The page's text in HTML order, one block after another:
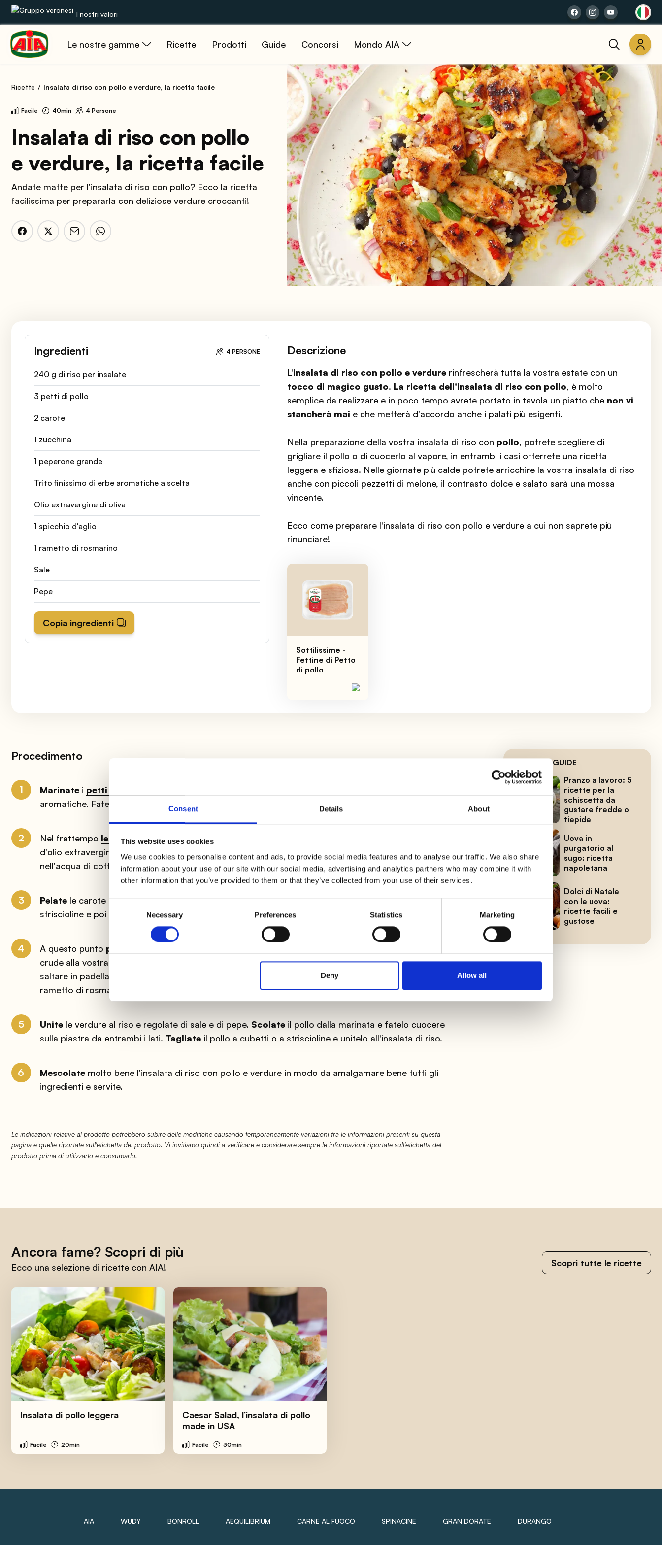
Consent Details About
This website uses cookies
We use cookies to personalise content and ads, to provide social media features and to analyse our traffic. We also share
information about your use of our site with our social media, advertising and analytics partners who may combine it with
other information that you’ve provided to them or that they’ve collected from your use of their services.
Consent
Necessary Preferences Statistics Marketing
Deny Allow all
I nostri valori
Le nostre gamme Ricette Prodotti Guide Concorsi Mondo AIA
Le nostre gamme
Guide
Mondo AIA
Ricette Insalata di riso con pollo e verdure, la ricetta facile
Facile 40min 4 Persone
Insalata di riso con pollo
e verdure, la ricetta facile
Andate matte per l'insalata di riso con pollo? Ecco la ricetta
facilissima per prepararla con deliziose verdure croccanti!
Ingredienti 4 PERSONE
240 g di riso per insalate
3 petti di pollo
2 carote
1 zucchina
1 peperone grande
Trito finissimo di erbe aromatiche a scelta
Olio extravergine di oliva
1 spicchio d'aglio
1 rametto di rosmarino
Sale
Pepe
Copia ingredienti
Descrizione
L'insalata di riso con pollo e verdure rinfrescherà tutta la vostra estate con un
tocco di magico gusto. La ricetta dell'insalata di riso con pollo, è molto
semplice da realizzare e in poco tempo avrete portato in tavola un piatto che non vi
stancherà mai e che metterà d'accordo anche i palati più esigenti.
Nella preparazione della vostra insalata di riso con pollo, potrete scegliere di
grigliare il pollo o di cuocerlo al vapore, in entrambi i casi otterrete una ricetta
leggera e sfiziosa. Nelle giornate più calde potrete arricchire la vostra insalata di riso
anche con piccoli pezzetti di melone, il contrasto dolce e salato sarà una mossa
vincente.
Ecco come preparare l'insalata di riso con pollo e verdure a cui non saprete più
rinunciare!
Sottilissime -
Fettine di Petto
di pollo
Procedimento
1 Marinate i petti di pollo
aromatiche. Fate marinare la carne per almeno 1 ora in frigorifero.
2 Nel frattempo lessate il risoin abbondante acqua salata, scolatelo al dente, conditelo con un filo
d'olio extravergine di oliva e lasciatelo
raffreddare
. Se vi piacciono i gusti etnici, potrete mettere
nell'acqua di cottura del risoun cucchiaino di curry.
3 Pelate le carote e tagliatele a cubetti,eliminatei semi e i filamenti dei peperoni etagliateliprima a
striscioline e poi a cubetti. Tagliate le zucchine a dadini dopo averle accuratamente lavate.
4 A questo punto potrete procedere in due modi
crude alla vostra insalata di riso con pollo, se invece preferite le consistenze più morbide, fatele
saltare in padella per
con un filo d'olio extravergine di oliva, uno spicchio d'aglio e un
rametto di rosmarino.
5 Unite le verdure al riso e regolate di sale e di pepe. Scolate il pollo dalla marinata e fatelo cuocere
sulla piastra da entrambi i lati. Tagliate il pollo a cubetti o a striscioline e unitelo all'insalata di riso.
6 Mescolate molto bene l'insalata di riso con pollo e verdure in modo da amalgamare bene tutti gli
ingredienti e servite.
Le indicazioni relative al prodotto potrebbero subire delle modifiche causando temporaneamente variazioni tra le informazioni presenti su questa
pagina e quelle riportate sull'etichetta del prodotto. Vi invitiamo quindi a verificare e considerare sempre le informazioni riportate sull'etichetta del
prodotto prima di utilizzarlo e consumarlo.
LE ULTIME GUIDE
Pranzo a lavoro: 5
ricette per la
schiscetta da
gustare fredde o
tiepide
Uova in
purgatorio al
sugo: ricetta
napoletana
Dolci di Natale
con le uova:
ricette facili e
gustose
Ancora fame? Scopri di più
Ecco una selezione di ricette con AIA! Scopri tutte le ricette
Insalata di pollo leggera
Facile 20min
Caesar Salad, l’insalata di pollo
made in USA
Facile 30min
AIA WUDY BONROLL AEQUILIBRIUM CARNE AL FUOCO SPINACINE GRAN DORATE DURANGO